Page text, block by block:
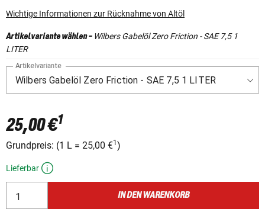
Wichtige Informationen zur Rücknahme von Altöl
Artikelvariante wählen- Wilbers Gabelöl Zero Friction - SAE 7,5 1
LITER
Artikelvariante
25,00 €1
Grundpreis: (1 L = 25,00 €1 )
Lieferbar
IN DEN WARENKORB